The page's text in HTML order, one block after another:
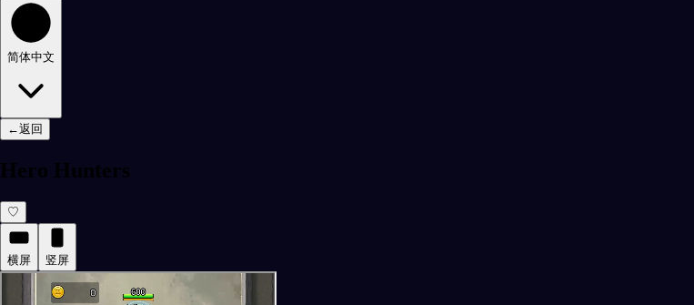
简体中文
←返回
Hero Hunters
♡
横屏 竖屏